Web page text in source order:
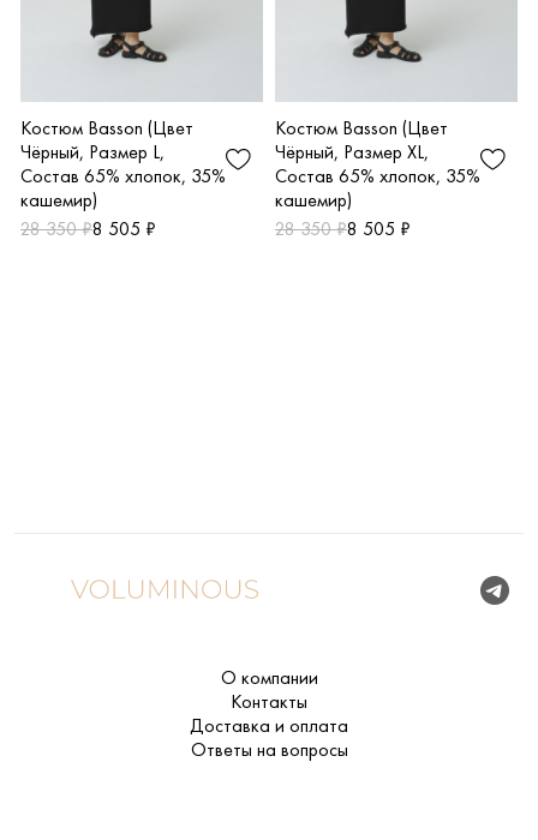
Костюм Basson (Цвет
Чёрный, Размер L,
Состав 65% хлопок, 35%
кашемир)
28 350 ₽8 505 ₽
Костюм Basson (Цвет
Чёрный, Размер XL,
Состав 65% хлопок, 35%
кашемир)
28 350 ₽8 505 ₽
О компании
Контакты
Доставка и оплата
Ответы на вопросы